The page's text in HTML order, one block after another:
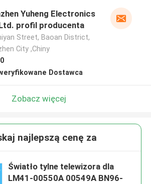
Yuheng Electronics
profil producenta
Street, Baoan District,
City ,Chiny
Dostawca
Zobacz więcej
najlepszą cenę za
Światło tylne telewizora dla
LM41-00550A 00549A BN96-